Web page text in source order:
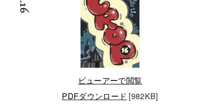
ビューアーで閲覧
PDFダウンロード [982KB]